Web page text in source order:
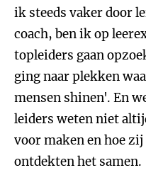
ik steeds vaker door
coach, ben ik op
topleiders gaan
ging naar plekken
mensen shinen'. En
leiders weten niet
voor maken en hoe
ontdekten het samen.